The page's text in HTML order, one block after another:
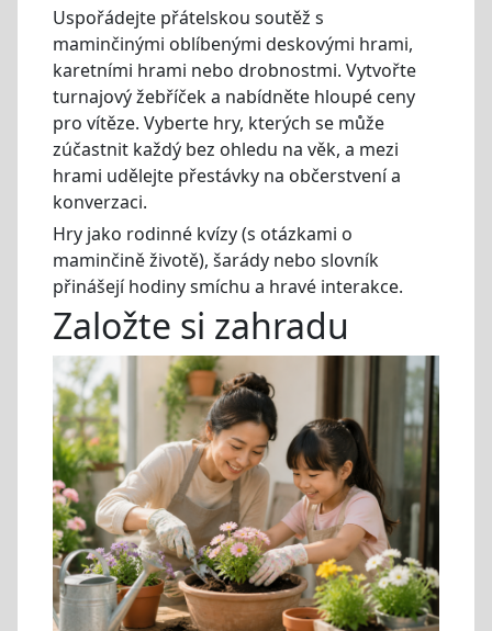
Uspořádejte přátelskou soutěž s
maminčinými oblíbenými deskovými hrami,
karetními hrami nebo drobnostmi. Vytvořte
turnajový žebříček a nabídněte hloupé ceny
pro vítěze. Vyberte hry, kterých se může
zúčastnit každý bez ohledu na věk, a mezi
hrami udělejte přestávky na občerstvení a
konverzaci.
Hry jako rodinné kvízy (s otázkami o
maminčině životě), šarády nebo slovník
přinášejí hodiny smíchu a hravé interakce.
Založte si zahradu